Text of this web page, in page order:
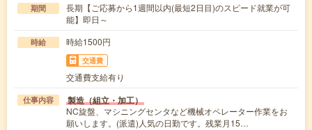
期間
長期【ご応募から1週間以内(最短2日目)のスピード就業が可
能】即日～
時給 時給1500円
交通費
交通費支給有り
仕事内容 製造（組立・加工）
NC旋盤、マシニングセンタなど機械オペレーター作業をお
願いします。(派遣)人気の日勤です。残業月15…